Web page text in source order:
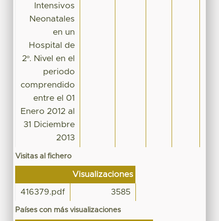
Intensivos
Neonatales
en un
Hospital de
2º. Nivel en el
periodo
comprendido
entre el 01
Enero 2012 al
31 Diciembre
2013
Visitas al fichero
Visualizaciones
416379.pdf 3585
Países con más visualizaciones